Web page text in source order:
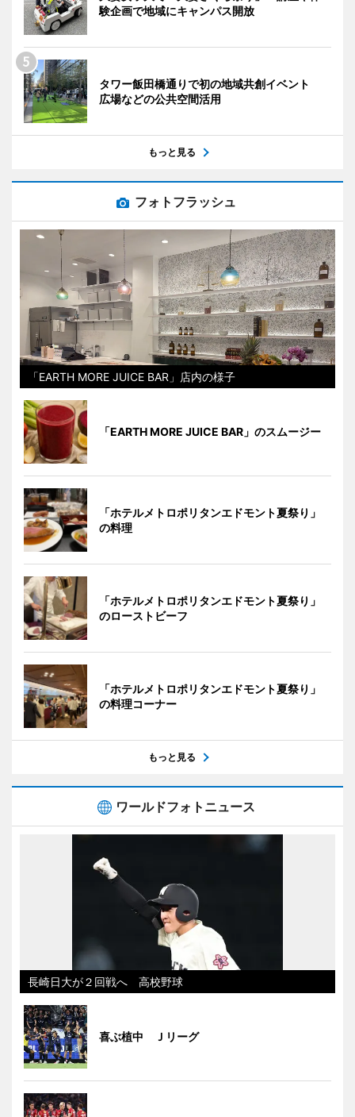
験企画で地域にキャンパス開放
タワー飯田橋通りで初の地域共創イベント
広場などの公共空間活用
もっと見る
フォトフラッシュ
「EARTH MORE JUICE BAR」店内の様子
「EARTH MORE JUICE BAR」のスムージー
「ホテルメトロポリタンエドモント夏祭り」
の料理
「ホテルメトロポリタンエドモント夏祭り」
のローストビーフ
「ホテルメトロポリタンエドモント夏祭り」
の料理コーナー
もっと見る
ワールドフォトニュース
長崎日大が２回戦へ 高校野球
喜ぶ植中 Ｊリーグ